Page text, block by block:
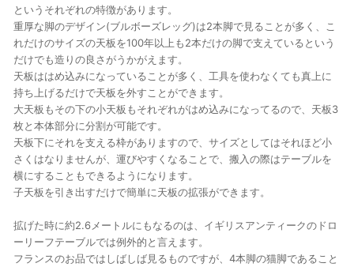
というそれぞれの特徴があります。
重厚な脚のデザイン(ブルボーズレッグ)は2本脚で見ることが多く、こ
れだけのサイズの天板を100年以上も2本だけの脚で支えているという
だけでも造りの良さがうかがえます。
天板ははめ込みになっていることが多く、工具を使わなくても真上に
持ち上げるだけで天板を外すことができます。
大天板もその下の小天板もそれぞれがはめ込みになってるので、天板3
枚と本体部分に分割が可能です。
天板下にそれを支える枠がありますので、サイズとしてはそれほど小
さくはなりませんが、運びやすくなることで、搬入の際はテーブルを
横にすることもできるようになります。
子天板を引き出すだけで簡単に天板の拡張ができます。
拡げた時に約2.6メートルにもなるのは、イギリスアンティークのドロ
ーリーフテーブルでは例外的と言えます。
フランスのお品ではしばしば見るものですが、4本脚の猫脚であること